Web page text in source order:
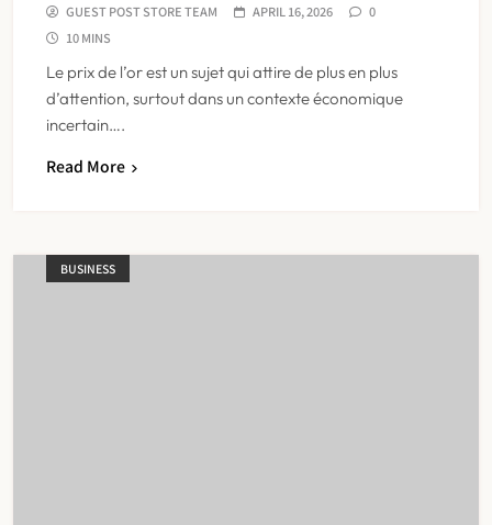
GUEST POST STORE TEAM APRIL 16, 2026
0
10 MINS
Le prix de l’or est un sujet qui attire de plus en plus
d’attention, surtout dans un contexte économique
incertain….
Read More
BUSINESS